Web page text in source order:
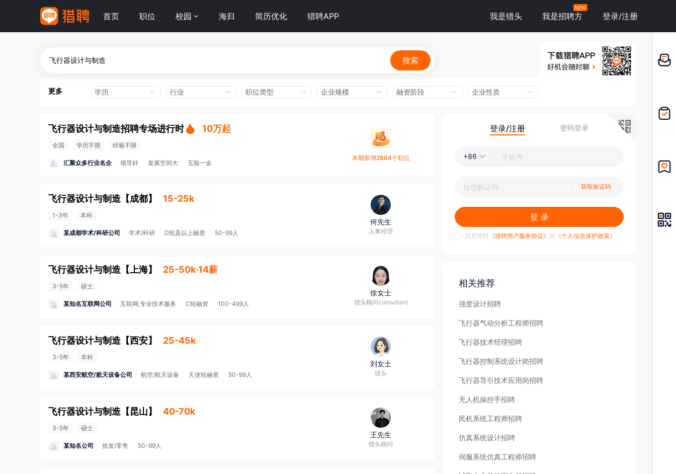
首页 职位 校园 海归 简历优化 猎聘APP 我是猎头 我是招聘方
NEW
登录/注册
搜索
更多 学历 行业 职位类型 企业规模 融资阶段 企业性质
飞行器设计与制造招聘专场进行时 10万起
全国 学历不限 经验不限
汇聚众多行业名企 领导好 发展空间大 五险一金
本期新增2664个职位
飞行器设计与制造 【成都】 15-25k
1-3年 本科
某成都学术/科研公司 学术/科研 D轮及以上融资 50-99人
何先生
人事经理
飞行器设计与制造 【 上海】 25-50k·14薪
3-5年 硕士
某知名互联网公司 互联网,专业技术服务 C轮融资 100-499人
徐女士
猎头顾问consultant
飞行器设计与制造 【西安】 25-45k
3-5年 本科
某西安航空/航天设备公司 航空/航天设备 天使轮融资 50-99人
刘女士
猎头
飞行器设计与制造 【昆山】 40-70k
3-5年 硕士
某知名公司 批发/零售 50-99人
王先生
猎头顾问
登录/注册 密码登录
+86
获取验证码
登 录
同意猎聘 《猎聘用户服务协议》 及 《个人信息保护政策》
相关推荐
强度设计招聘
飞行器气动分析工程师招聘
飞行器技术经理招聘
飞行器控制系统设计岗招聘
飞行器导引技术应用岗招聘
无人机操控手招聘
民机系统工程师招聘
仿真系统设计招聘
伺服系统仿真工程师招聘